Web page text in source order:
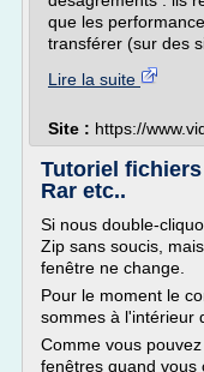
que les
transférer (sur des
Lire la suite
Site : https://
Tutoriel
Rar etc..
Si nous double-
Zip sans soucis,
fenêtre ne change.
Pour le moment le
sommes à l'intérieur
Comme vous
fenêtres quand vous